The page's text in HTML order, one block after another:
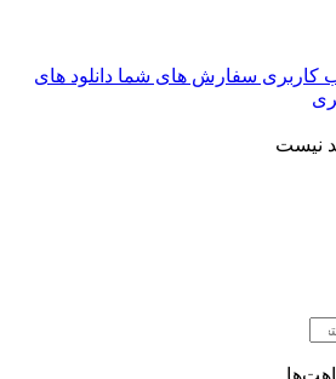
کاربری سفارش های شما دانلود های
نیست